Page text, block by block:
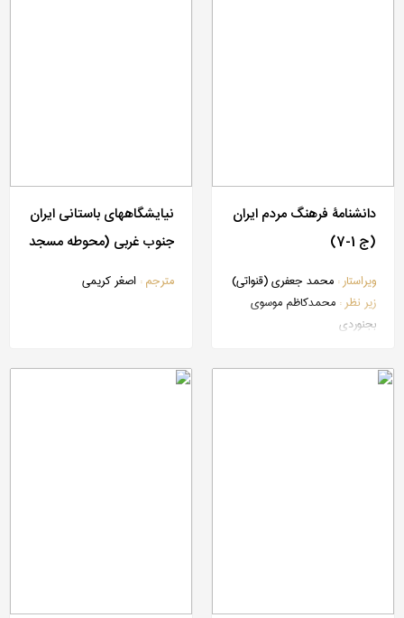
دانشنامۀ فرهنگ مردم ایران
(ج 1-7)
ویراستار : محمد جعفری (قنواتی)
زیر نظر : محمدکاظم موسوی
بجنوردی
نیایشگاههای باستانی ایران
جنوب غربی (محوطه مسجد
سلیمان)
مترجم : اصغر کریمی